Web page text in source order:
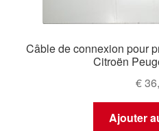
Câble de connexion pour
Citroën
€
Ajouter